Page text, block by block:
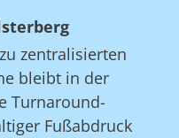
zentralisierten
bleibt in der
Turnaround-
Fußabdruck